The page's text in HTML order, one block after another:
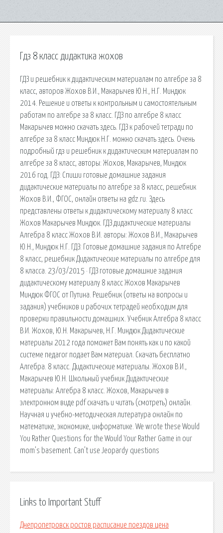
Гдз 8 класс дидактика жохов
ГДЗ и решебник к дидактическим материалам по алгебре за 8
класс, авторов Жохов В.И., Макарычев Ю.Н., Н.Г. Миндюк
2014. Решение и ответы к контрольным и самостоятельным
работам по алгебре за 8 класс. ГДЗ по алгебре 8 класс
Макарычев можно скачать здесь. ГДЗ к рабочей тетради по
алгебре за 8 класс Миндюк Н.Г. можно скачать здесь. Очень
подробный гдз и решебник к дидактическим материалам по
алгебре за 8 класс, авторы: Жохов, Макарычев, Миндюк
2016 год. ГДЗ: Спиши готовые домашние задания
дидактические материалы по алгебре за 8 класс, решебник
Жохов В.И., ФГОС, онлайн ответы на gdz.ru. Здесь
представлены ответы к дидактическому материалу 8 класс
Жохов Макарычев Миндюк. ГДЗ дидактические материалы
Алгебра 8 класс Жохов В.И. авторы: Жохов В.И., Макарычев
Ю.Н., Миндюк Н.Г. ГДЗ: Готовые домашние задания по Алгебре
8 класс, решебник Дидактические материалы по алгебре для
8 класса. 23/03/2015 · ГДЗ готовые домашние задания
дидактическому материалу 8 класс Жохов Макарычев
Миндюк ФГОС от Путина. Решебник (ответы на вопросы и
задания) учебников и рабочих тетрадей необходим для
проверки правильности домашних. Учебник Алгебра 8 класс
В.И. Жохов, Ю.Н. Макарычев, Н.Г. Миндюк Дидактические
материалы 2012 года поможет Вам понять как и по какой
системе педагог подает Вам материал. Скачать бесплатно
Алгебра. 8 класс. Дидактические материалы. Жохов В.И.,
Макарычев Ю.Н. Школьный учебник Дидактические
материалы: Алгебра 8 класс. Жохов, Макарычев в
электронном виде pdf скачать и читать (смотреть) онлайн.
Научная и учебно-методическая литература онлайн по
математике, экономике, информатике. We wrote these Would
You Rather Questions for the Would Your Rather Game in our
mom’s basement. Can’t use Jeopardy questions
Links to Important Stuff
Днепропетровск ростов расписание поездов цена